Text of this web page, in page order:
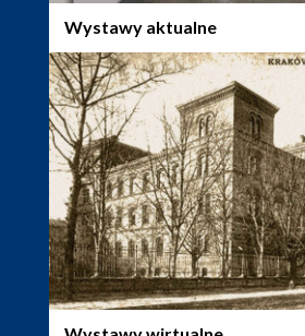
Wystawy aktualne